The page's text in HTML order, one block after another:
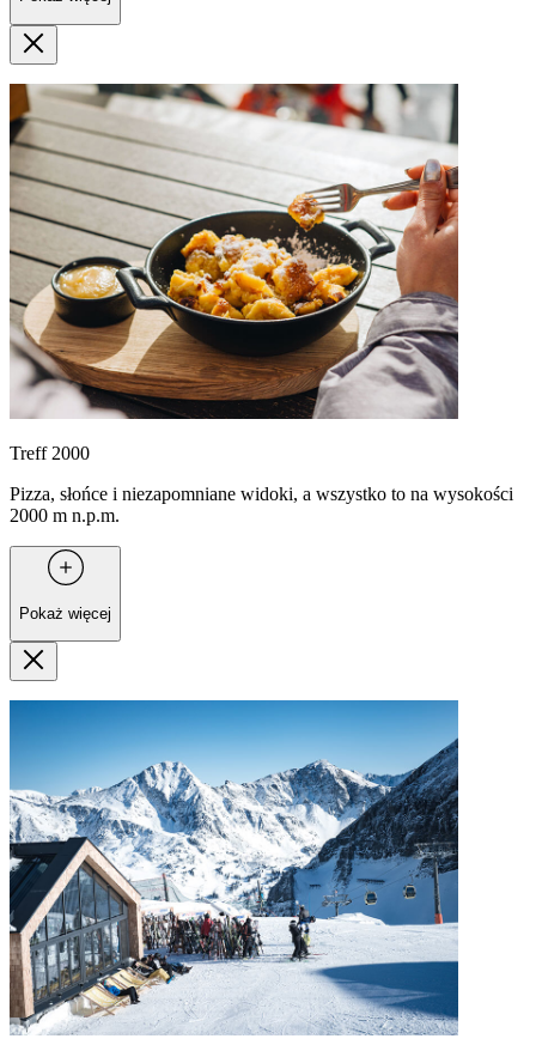
Treff 2000
Pizza, słońce i niezapomniane widoki, a wszystko to na wysokości
2000 m n.p.m.
Pokaż więcej